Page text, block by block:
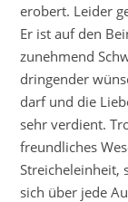
erobert. Leider
Er ist auf den
zunehmend
dringender
darf und die
sehr verdient.
freundliches
Streicheleinheit,
sich über jede